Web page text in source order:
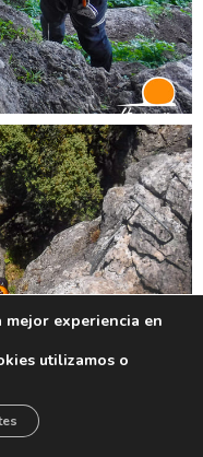
experiencia en
utilizamos o